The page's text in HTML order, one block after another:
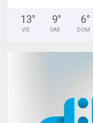
13°
VIE
9°
SAB
6°
DOM